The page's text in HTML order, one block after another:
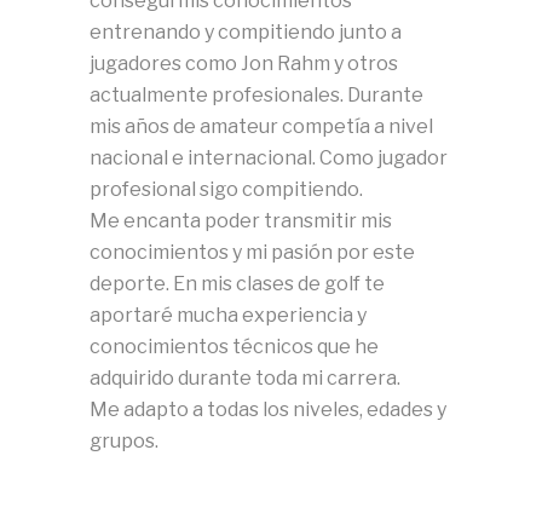
entrenando y compitiendo junto a
jugadores como Jon Rahm y otros
actualmente profesionales. Durante
mis años de amateur competía a nivel
nacional e internacional. Como jugador
profesional sigo compitiendo.
Me encanta poder transmitir mis
conocimientos y mi pasión por este
deporte. En mis clases de golf te
aportaré mucha experiencia y
conocimientos técnicos que he
adquirido durante toda mi carrera.
Me adapto a todas los niveles, edades y
grupos.